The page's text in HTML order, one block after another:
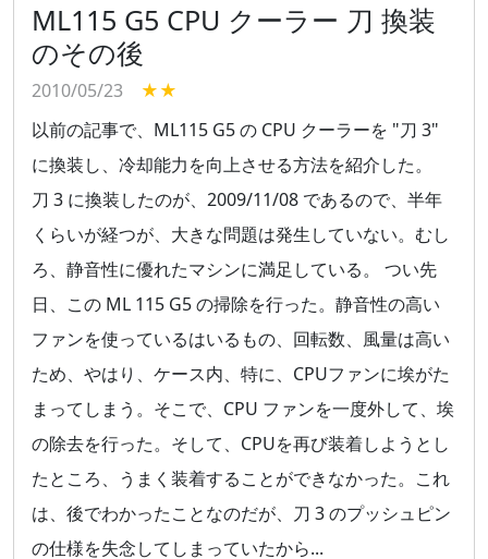
ML115 G5 CPU クーラー 刀 換装
のその後
2010/05/23
★★
以前の記事で、ML115 G5 の CPU クーラーを "刀 3"
に換装し、冷却能力を向上させる方法を紹介した。
刀 3 に換装したのが、2009/11/08 であるので、半年
くらいが経つが、大きな問題は発生していない。むし
ろ、静音性に優れたマシンに満足している。 つい先
日、この ML 115 G5 の掃除を行った。静音性の高い
ファンを使っているはいるもの、回転数、風量は高い
ため、やはり、ケース内、特に、CPUファンに埃がた
まってしまう。そこで、CPU ファンを一度外して、埃
の除去を行った。そして、CPUを再び装着しようとし
たところ、うまく装着することができなかった。これ
は、後でわかったことなのだが、刀 3 のプッシュピン
の仕様を失念してしまっていたから...